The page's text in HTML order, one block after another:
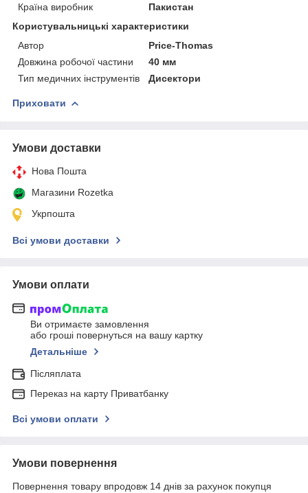
Країна виробник
Пакистан
Користувальницькі характеристики
Автор
Price-Thomas
Довжина робочої частини
40 мм
Тип медичних інструментів
Дисектори
Приховати
Умови доставки
Нова Пошта
Магазини Rozetka
Укрпошта
Всі умови доставки
Умови оплати
Ви отримаєте замовлення
або гроші повернуться на вашу картку
Детальніше
Післяплата
Переказ на карту Приватбанку
Всі умови оплати
Умови повернення
Повернення товару впродовж 14 днів за рахунок покупця